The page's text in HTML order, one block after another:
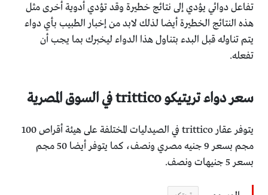
تفاعل دوائي يؤدي إلى نتائج خطيرة وقد تؤدي أدوية أخرى مثل
هذه النتائج الخطيرة أيضا لذلك لابد من إخبار الطبيب بأي دواء
يتم تناوله قبل البدء بتناول هذا الدواء ليخبرك بما يجب أن
تفعله.
سعر دواء تريتيكو trittico في السوق المصرية
يتوفر عقار trittico في الصيدليات المختلفة على هيئة أقراص 100
مجم بسعر 9 جنيه مصري ونصف، كما يتوفر أيضا 50 مجم
بسعر 5 جنيهات ونصف.